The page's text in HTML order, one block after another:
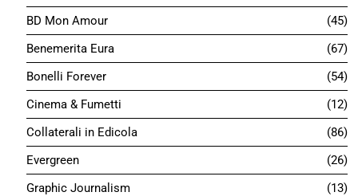
BD Mon Amour
45
Benemerita Eura
67
Bonelli Forever
54
Cinema & Fumetti
12
Collaterali in Edicola
86
Evergreen
26
Graphic Journalism
13